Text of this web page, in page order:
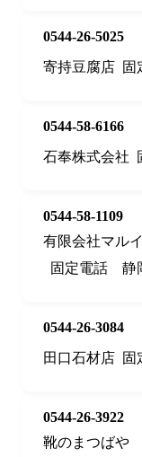
0544-26-5025
寄持豆腐店 固
0544-58-6166
石奉株式会社
0544-58-1109
有限会社マル
固定電話
静
0544-26-3084
田口石材店 固
0544-26-3922
靴のまつばや